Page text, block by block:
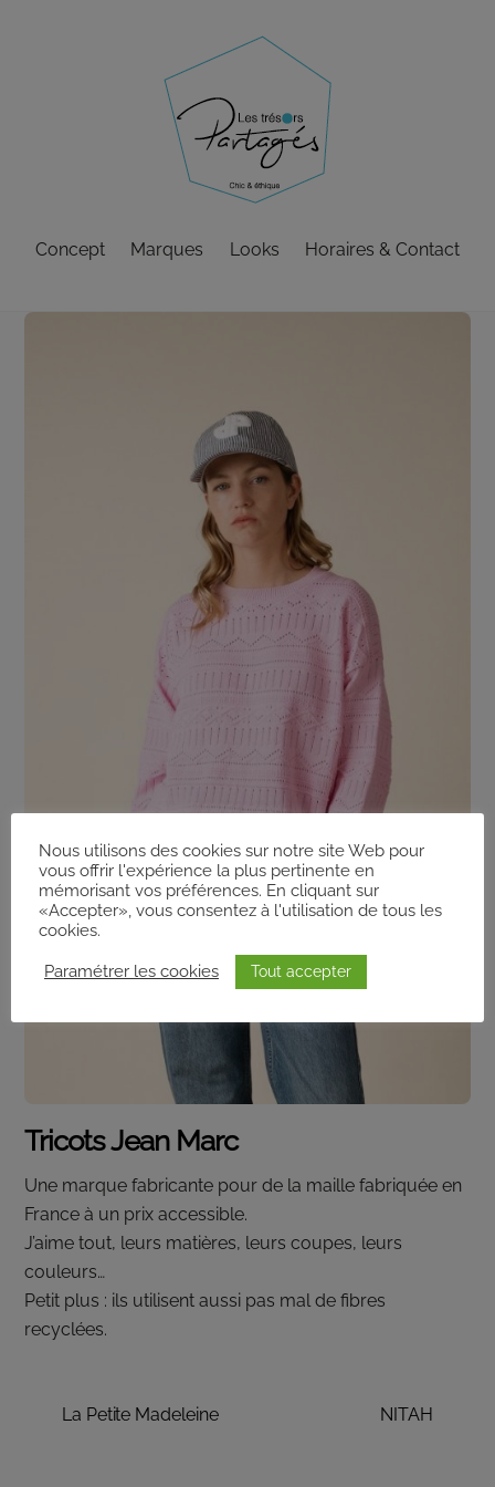
Concept Marques Looks Horaires & Contact
Tricots Jean Marc
Une marque fabricante pour de la maille fabriquée en
France à un prix accessible.
J’aime tout, leurs matières, leurs coupes, leurs
couleurs…
Petit plus : ils utilisent aussi pas mal de fibres
recyclées.
La Petite Madeleine NITAH
Nous utilisons des cookies sur notre site Web pour
vous offrir l'expérience la plus pertinente en
mémorisant vos préférences. En cliquant sur
«Accepter», vous consentez à l'utilisation de tous les
cookies.
Paramétrer les cookies Tout accepter